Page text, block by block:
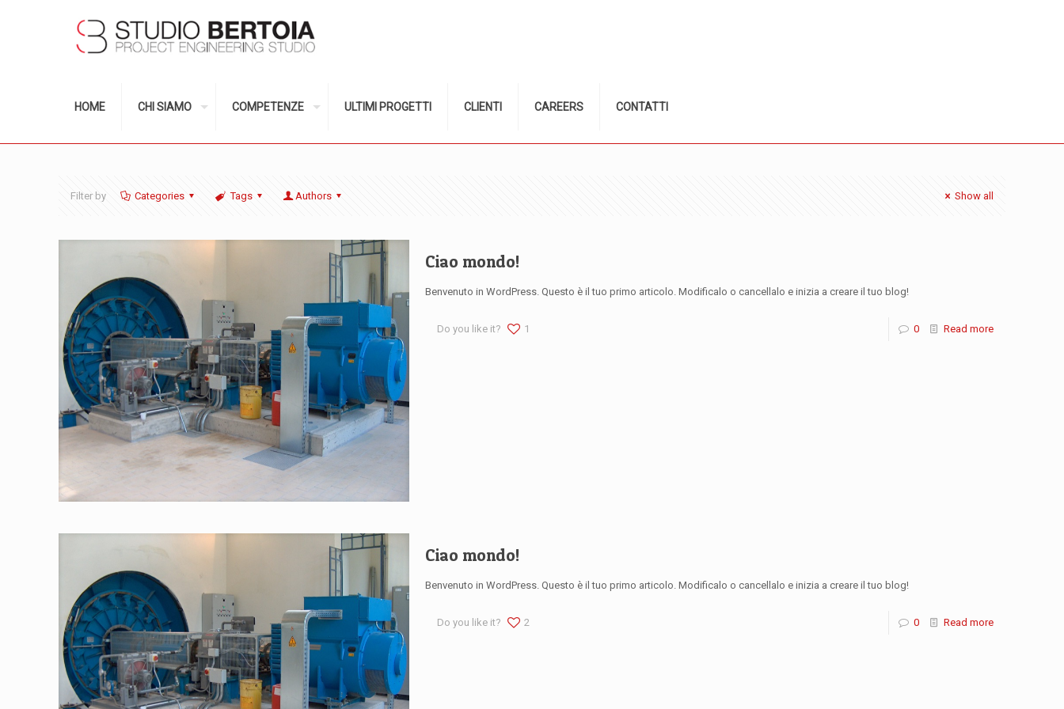
HOME CHI SIAMO COMPETENZE ULTIMI PROGETTI CLIENTI CAREERS CONTATTI
Filter by Categories Tags Authors Show all
Ciao mondo!
Benvenuto in WordPress. Questo è il tuo primo articolo. Modificalo o cancellalo e inizia a creare il tuo blog!
Do you like it? 1 0 Read more
Ciao mondo!
Benvenuto in WordPress. Questo è il tuo primo articolo. Modificalo o cancellalo e inizia a creare il tuo blog!
Do you like it? 2 0 Read more